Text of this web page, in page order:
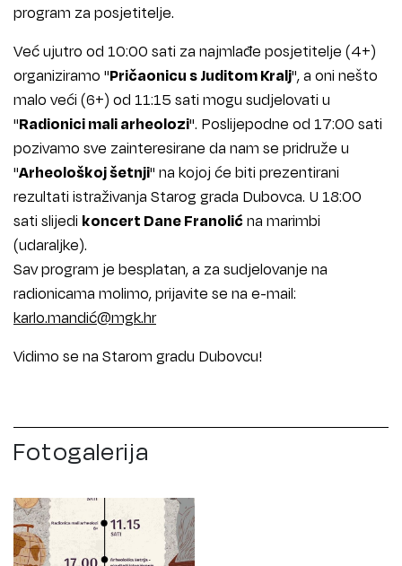
program za posjetitelje.
Već ujutro od 10:00 sati za najmlađe posjetitelje (4+)
organiziramo "Pričaonicu s Juditom Kralj", a oni nešto
malo veći (6+) od 11:15 sati mogu sudjelovati u
"Radionici mali arheolozi". Poslijepodne od 17:00 sati
pozivamo sve zainteresirane da nam se pridruže u
"Arheološkoj šetnji" na kojoj će biti prezentirani
rezultati istraživanja Starog grada Dubovca. U 18:00
sati slijedi koncert Dane Franolić na marimbi
(udaraljke).
Sav program je besplatan, a za sudjelovanje na
radionicama molimo, prijavite se na e-mail:
karlo.mandić@mgk.hr
Vidimo se na Starom gradu Dubovcu!
Fotogalerija